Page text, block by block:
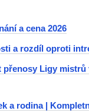
a cena 2026
a rozdíl oproti
přenosy Ligy mistrů
a rodina |